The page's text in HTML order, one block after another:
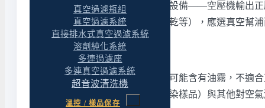
真空過濾瓶組
真空過濾系統
直接排水式真空過濾系統
溶劑純化系統
多連過濾座
多連真空過濾系統
超音波清洗機
溫控 / 樣品保存
空壓機和真空幫浦是反方向的設備——空壓機輸出正
壓環境（真空過濾、旋蒸、凍乾等），應選真空幫
潔淨度與無油設計的意義
一般工業空壓機的壓縮空氣中可能含有油霧，不適
擾偵測）、吹掃用氣（避免汙染樣品）與其他對空